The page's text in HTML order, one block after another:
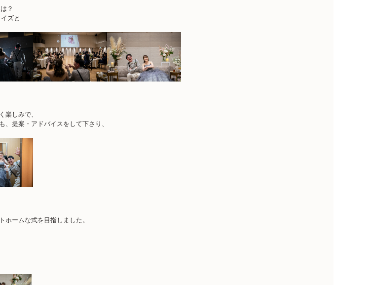
？
ズと
楽しみで、
、提案・アドバイスをして下さり、
ホームな式を目指しました。